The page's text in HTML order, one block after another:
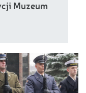
Muzeum